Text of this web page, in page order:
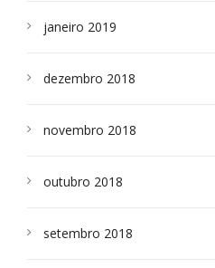
janeiro 2019
dezembro 2018
novembro 2018
outubro 2018
setembro 2018